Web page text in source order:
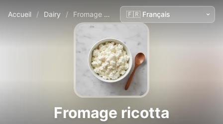
Accueil / Dairy / Fromage ricotta
Fromage ricotta